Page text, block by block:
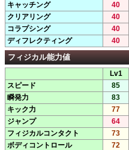
キャッチング 40
クリアリング
40
コラプシング
40
ディフレクティング
40
フィジカル能力値
Lv1
スピード
85
瞬発力
83
キック力
77
ジャンプ
64
フィジカルコンタクト
73
ボディコントロール
72